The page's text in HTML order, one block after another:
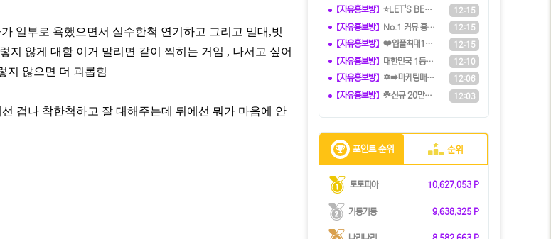
【자유홍보방】 ⭐️LET'S BET 렛츠벳 - 테더 12:15
【자유홍보방】 ️️No.1 커뮤 홍보대행 프️로그램 12:15
【자유홍보방】 ❤️️입플최대100%❤️✨억대보증 C 12:15
【자유홍보방】 ️대한민국️ 1등 토토 카지노 솔루션 12:10
【자유홍보방】 ✡️➡️마케팅매니아⬅️✡️ 커뮤니티 12:06
【자유홍보방】 ☘️️신규 20만원 당첨쿠폰 수령하세 12:03
포인트 순위 순위
토토피아 10,627,053 P
기동기동 9,638,325 P
일부로 욕했으면서 실수한척 연기하고 그리고 밀대,빗
지 않게 대함 이거 말리면 같이 찍히는 거임 , 나서고 싶어
지 않으면 더 괴롭힘
겁나 착한척하고 잘 대해주는데 뒤에선 뭐가 마음에 안